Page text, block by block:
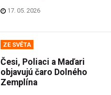
17. 05. 2026
ZE SVĚTA
Česi, Poliaci a Maďari
objavujú čaro Dolného
Zemplína